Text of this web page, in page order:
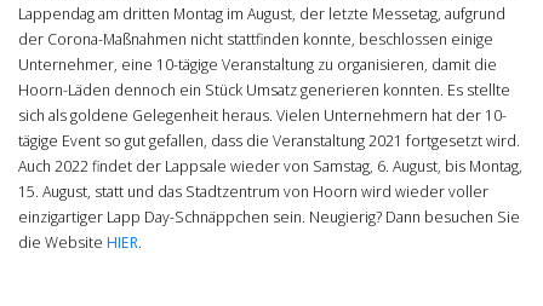
Lappendag am dritten Montag im August, der letzte Messetag, aufgrund
der Corona-Maßnahmen nicht stattfinden konnte, beschlossen einige
Unternehmer, eine 10-tägige Veranstaltung zu organisieren, damit die
Hoorn-Läden dennoch ein Stück Umsatz generieren konnten. Es stellte
sich als goldene Gelegenheit heraus. Vielen Unternehmern hat der 10-
tägige Event so gut gefallen, dass die Veranstaltung 2021 fortgesetzt wird.
Auch 2022 findet der Lappsale wieder von Samstag, 6. August, bis Montag,
15. August, statt und das Stadtzentrum von Hoorn wird wieder voller
einzigartiger Lapp Day-Schnäppchen sein. Neugierig? Dann besuchen Sie
die Website HIER.